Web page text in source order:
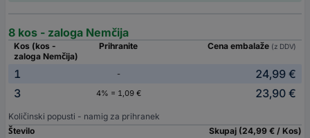
8 kos - zaloga Nemčija
Kos (kos -
zaloga Nemčija)
Prihranite Cena embalaže (z DDV)
1 -
24,99 €
3
4% = 1,09 € 23,90 €
Količinski popusti - namig za prihranek
Število
Skupaj (24,99 € / Kos)